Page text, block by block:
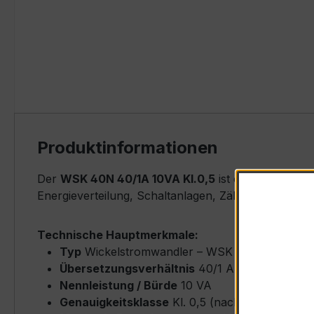
Produktinformationen
Der WSK 40N 40/1A 10VA Kl.0,5 ist ein
Energieverteilung, Schaltanlagen, Zählerfeldern
Technische Hauptmerkmale:
Typ Wickelstromwandler – WSK 40N
Übersetzungsverhältnis 40/1 A
Nennleistung / Bürde 10 VA
Genauigkeitsklasse Kl. 0,5 (nach IEC/EN